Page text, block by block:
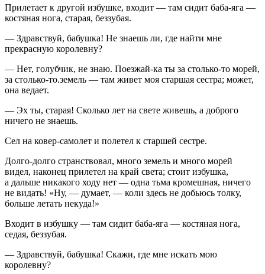
Прилетает к другой избушке, входит — там сидит баба-яга —
костяная нога, старая, беззубая.
— Здравствуй, бабушка! Не знаешь ли, где найти мне
прекрасную королевну?
— Нет, голубчик, не знаю. Поезжай-ка ты за столько-то морей,
за столько-то.земель — там живет моя старшая сестра; может,
она ведает.
— Эх ты, старая! Сколько лет на свете живешь, а доброго
ничего не знаешь.
Сел на ковер-самолет и полетел к старшей сестре.
Долго-долго странствовал, много земель и много морей
видел, наконец прилетел на край света; стоит избушка,
а дальше никакого ходу нет — одна тьма кромешная, ничего
не видать! «Ну, — думает, — коли здесь не добьюсь толку,
больше летать некуда!»
Входит в избушку — там сидит баба-яга — костяная нога,
седая, беззубая.
— Здравствуй, бабушка! Скажи, где мне искать мою
королевну?